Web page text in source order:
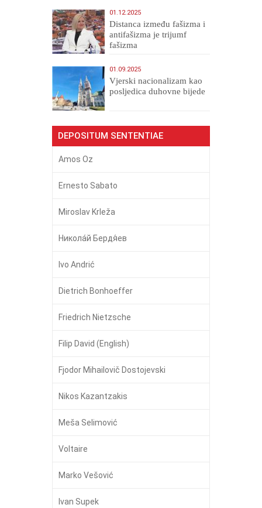
01.12.2025
Distanca između fašizma i
antifašizma je trijumf
fašizma
01.09.2025
​Vjerski nacionalizam kao
posljedica duhovne bijede
DEPOSITUM SENTENTIAE
Amos Oz
Ernesto Sabato
Miroslav Krleža
Никола́й Бердя́ев
Ivo Andrić
Dietrich Bonhoeffer
Friedrich Nietzsche
Filip David (English)
Fjodor Mihailovič Dostojevski
Nikos Kazantzakis
Meša Selimović
Voltaire
Marko Vešović
Ivan Supek